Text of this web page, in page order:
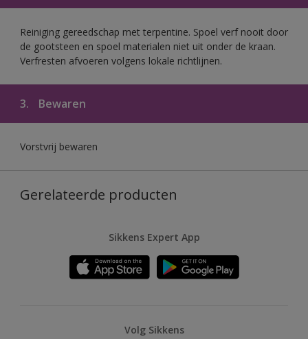
Reiniging gereedschap met terpentine. Spoel verf nooit door
de gootsteen en spoel materialen niet uit onder de kraan.
Verfresten afvoeren volgens lokale richtlijnen.
3. Bewaren
Vorstvrij bewaren
Gerelateerde producten
Sikkens Expert App
Volg Sikkens